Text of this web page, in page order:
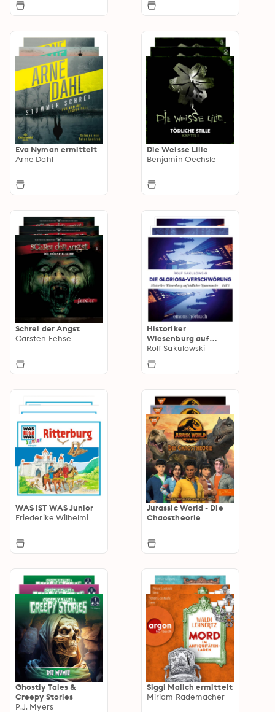
Eva Nyman ermittelt
Arne Dahl
Die Weisse Lilie
Benjamin Oechsle
Schrei der Angst
Carsten Fehse
Historiker
Wiesenburg auf
tödlicher
Spurensuche
Rolf Sakulowski
WAS IST WAS Junior
Friederike Wilhelmi
Jurassic World - Die
Chaostheorie
Ghostly Tales &
Creepy Stories
P.J. Myers
Siggi Malich ermittelt
Miriam Rademacher